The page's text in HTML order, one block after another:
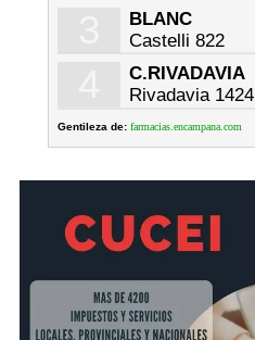
BLANC
Castelli 822
C.RIVADAVIA
Rivadavia 1424
Gentileza de: farmacias.encampana.com